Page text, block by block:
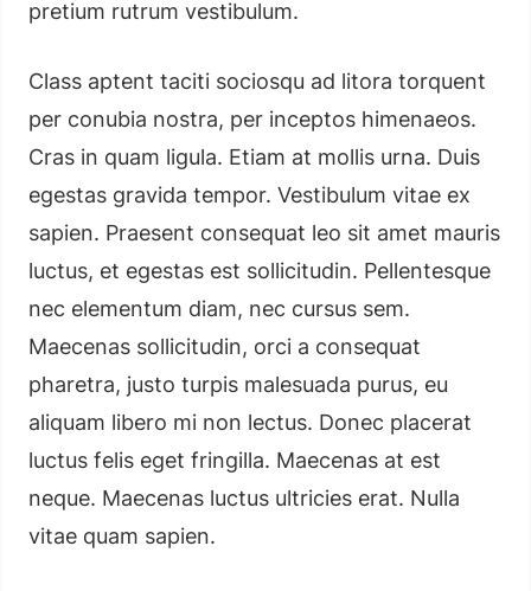
pretium rutrum vestibulum.
Class aptent taciti sociosqu ad litora torquent
per conubia nostra, per inceptos himenaeos.
Cras in quam ligula. Etiam at mollis urna. Duis
egestas gravida tempor. Vestibulum vitae ex
sapien. Praesent consequat leo sit amet mauris
luctus, et egestas est sollicitudin. Pellentesque
nec elementum diam, nec cursus sem.
Maecenas sollicitudin, orci a consequat
pharetra, justo turpis malesuada purus, eu
aliquam libero mi non lectus. Donec placerat
luctus felis eget fringilla. Maecenas at est
neque. Maecenas luctus ultricies erat. Nulla
vitae quam sapien.